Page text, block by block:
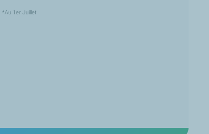
*Au 1er Juillet